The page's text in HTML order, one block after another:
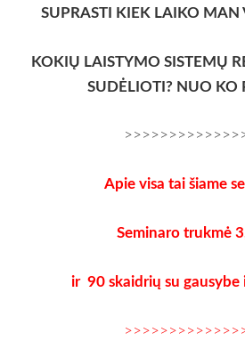
SUPRASTI KIEK LAIKO MAN
KOKIŲ LAISTYMO SISTEMŲ
SUDĖLIOTI? NUO KO
Apie visa tai šiame
Seminaro trukmė
ir 90 skaidrių su